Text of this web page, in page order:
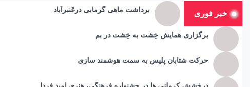
خبر فوری برداشت ماهی گرمابی درعَنبرآباد
برگزاری همایش خِشت به خِشت در بم
حرکت شتابان پلیس به سمت هوشمند سازی